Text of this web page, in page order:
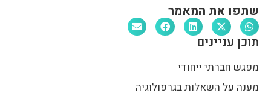
שתפו את המאמר
תוכן עניינים
מפגש חברתי ייחודי
מענה על השאלות בגרפולוגיה